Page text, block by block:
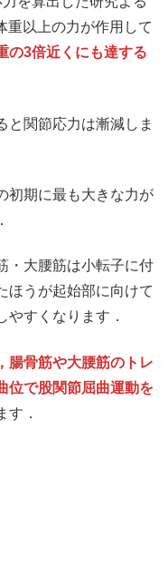
重以上の力が作用して
の3倍近くにも達する
と関節応力は漸減しま
初期に最も大きな力が
・大腰筋は小転子に付
ほうが起始部に向けて
すくなります．
腸骨筋や大腰筋のトレ
位で股関節屈曲運動を
す．